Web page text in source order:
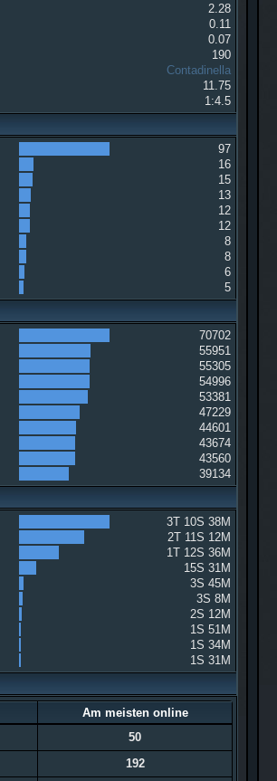
2.28
0.11
0.07
190
Contadinella
11.75
1:4.5
97
16
15
13
12
12
8
8
6
5
70702
55951
55305
54996
53381
47229
44601
43674
43560
39134
3T 10S 38M
2T 11S 12M
1T 12S 36M
15S 31M
3S 45M
3S 8M
2S 12M
1S 51M
1S 34M
1S 31M
Am meisten online
50
192